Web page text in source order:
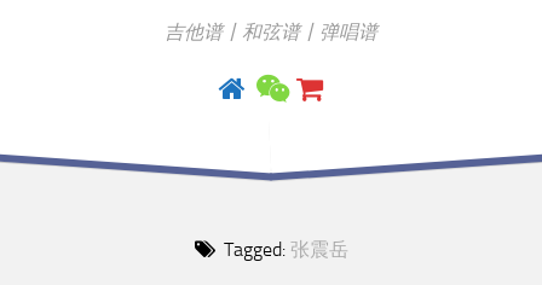
吉他谱丨和弦谱丨弹唱谱
Tagged: 张震岳